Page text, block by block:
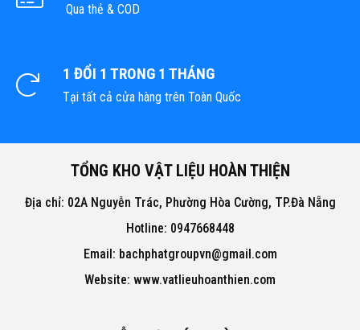
TỔNG KHO CHUYÊN THẢM
CUỘN VINYL KHÁNG
KHUẨN TẠI ĐÀ NẴNG
MIỄN PHÍ GIAO HÀNG
Cho đơn từ 500.000đ trong 10km đầu tiên